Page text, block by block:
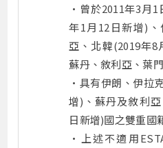
•曾於2011年3月1
年1月12日新增)
亞、北韓(2019年8
蘇丹、敘利亞、葉門
•具有伊朗、伊拉
增)、蘇丹及敘利
日新增)國之雙重國
•上述不適用